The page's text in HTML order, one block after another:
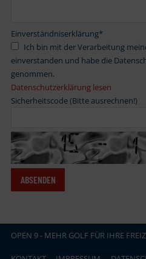
Einverständniserklärung*
einverstanden und habe die
genommen.
Datenschutzerklärung lesen
Sicherheitscode (Bitte ausrechnen!)
OPEN.9 - MEHR GOLF FÜR IHRE